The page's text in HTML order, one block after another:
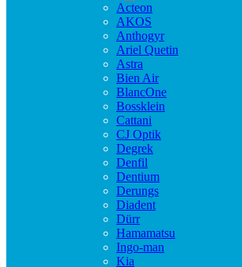
Acteon
AKOS
Anthogyr
Ariel Quetin
Astra
Bien Air
BlancOne
Bossklein
Cattani
CJ Optik
Degrek
Denfil
Dentium
Derungs
Diadent
Dürr
Hamamatsu
Ingo-man
Kia